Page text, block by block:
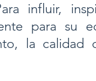
influir,
para su
la calidad